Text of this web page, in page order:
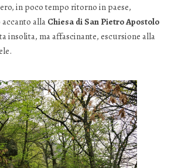
in poco tempo ritorno in paese,
alla Chiesa di San Pietro Apostolo
insolita, ma affascinante, escursione alla